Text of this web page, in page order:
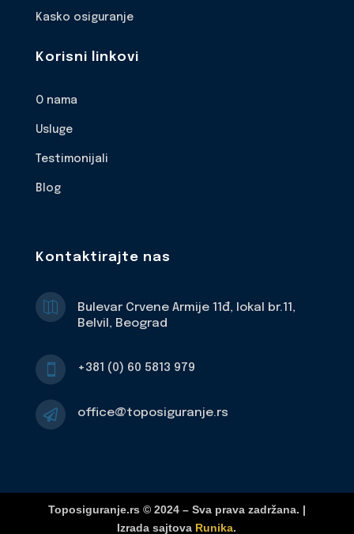
Kasko osiguranje
Korisni linkovi
O nama
Usluge
Testimonijali
Blog
Kontaktirajte nas
Bulevar Crvene Armije 11đ, lokal br.11,
Belvil, Beograd
+381 (0) 60 5813 979
 office@toposiguranje.rs
Toposiguranje.rs © 2024 – Sva prava zadržana. |
Izrada sajtova Runika.